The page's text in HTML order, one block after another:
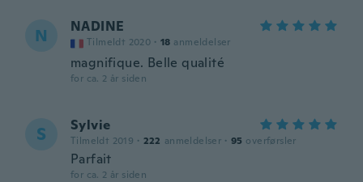
N NADINE
Tilmeldt 2020 · 18 anmeldelser
magnifique. Belle qualité
for ca. 2 år siden
S Sylvie
Tilmeldt 2019 · 222 anmeldelser · 95 overførsler
Parfait
for ca. 2 år siden